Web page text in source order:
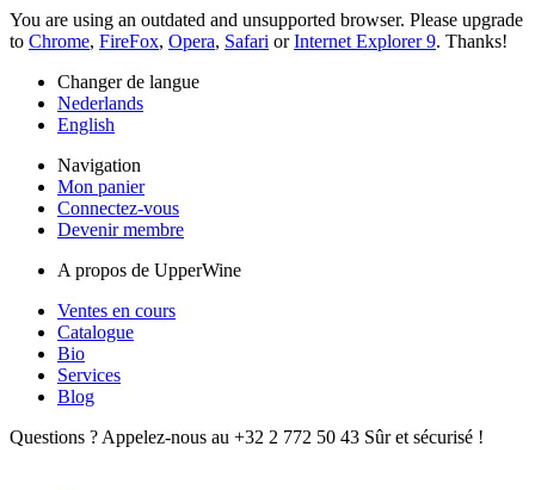
You are using an outdated and unsupported browser. Please upgrade
to Chrome, FireFox, Opera, Safari orInternet Explorer 9. Thanks!
Changer de langue
Nederlands
English
Navigation
Mon panier
Connectez-vous
Devenir membre
A propos de UpperWine
Ventes en cours
Catalogue
Bio
Services
Blog
Questions ? Appelez-nous au +32 2 772 50 43 Sûr et sécurisé !